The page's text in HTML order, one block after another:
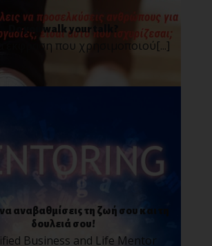
Do you walk your talk?
έκφραση που χρησιμοποιού[...]
να αναβαθμίσεις τη ζωή σου και τη
δουλειά σου!
Business and Life Mentor